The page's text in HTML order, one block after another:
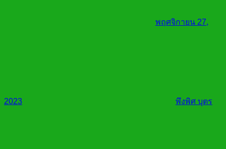
พฤศจิกายน 27,
2023 พึงพิศ บุตร